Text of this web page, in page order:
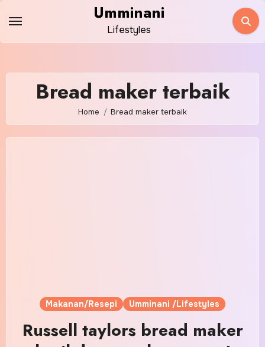
content
Umminani
Lifestyles
Bread maker terbaik
Home Bread maker terbaik
Makanan/Resepi Umminani /Lifestyles
Russell taylors bread maker